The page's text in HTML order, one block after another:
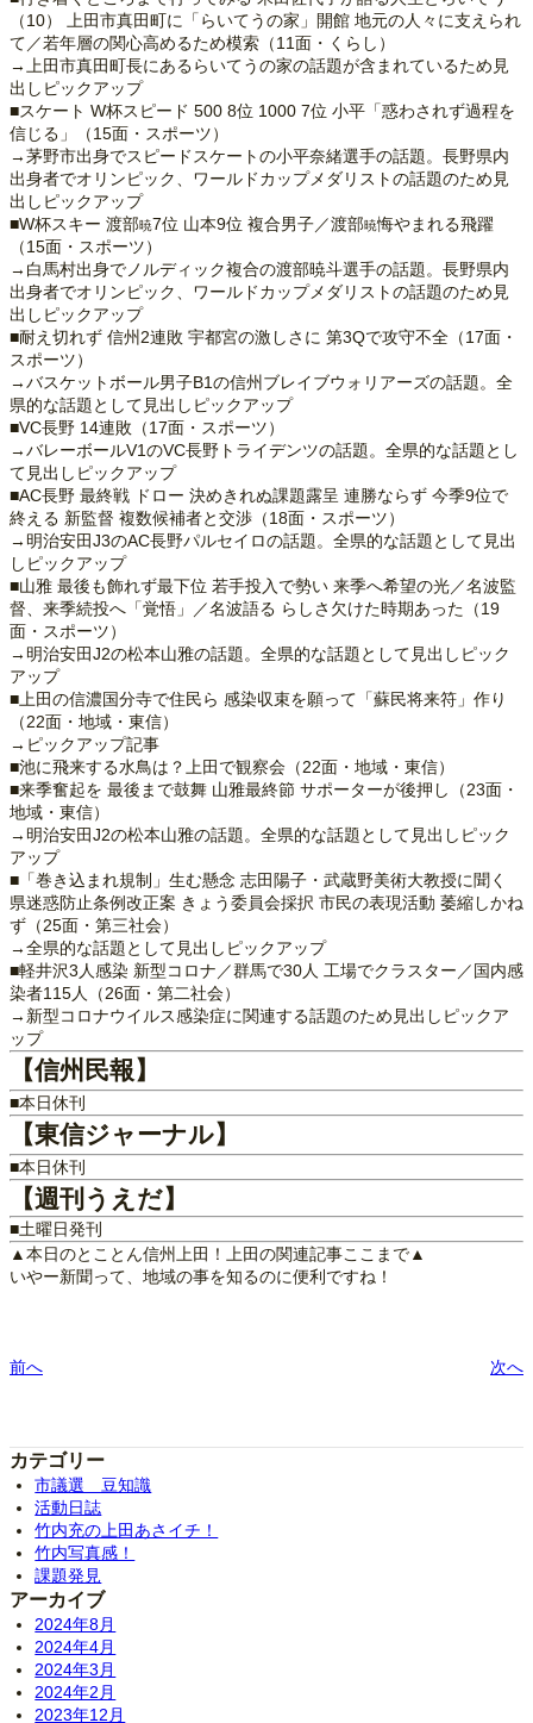
（10） 上田市真田町に「らいてうの家」開館 地元の人々に支えられ
て／若年層の関心高めるため模索（11面・くらし）
→上田市真田町長にあるらいてうの家の話題が含まれているため見
出しピックアップ
■スケート W杯スピード 500 8位 1000 7位 小平「惑わされず過程を
信じる」（15面・スポーツ）
→茅野市出身でスピードスケートの小平奈緒選手の話題。長野県内
出身者でオリンピック、ワールドカップメダリストの話題のため見
出しピックアップ
■W杯スキー 渡部暁7位 山本9位 複合男子／渡部暁悔やまれる飛躍
（15面・スポーツ）
→白馬村出身でノルディック複合の渡部暁斗選手の話題。長野県内
出身者でオリンピック、ワールドカップメダリストの話題のため見
出しピックアップ
■耐え切れず 信州2連敗 宇都宮の激しさに 第3Qで攻守不全（17面・
スポーツ）
→バスケットボール男子B1の信州ブレイブウォリアーズの話題。全
県的な話題として見出しピックアップ
■VC長野 14連敗（17面・スポーツ）
→バレーボールV1のVC長野トライデンツの話題。全県的な話題とし
て見出しピックアップ
■AC長野 最終戦 ドロー 決めきれぬ課題露呈 連勝ならず 今季9位で
終える 新監督 複数候補者と交渉（18面・スポーツ）
→明治安田J3のAC長野パルセイロの話題。全県的な話題として見出
しピックアップ
■山雅 最後も飾れず最下位 若手投入で勢い 来季へ希望の光／名波監
督、来季続投へ「覚悟」／名波語る らしさ欠けた時期あった（19
面・スポーツ）
→明治安田J2の松本山雅の話題。全県的な話題として見出しピック
アップ
■上田の信濃国分寺で住民ら 感染収束を願って「蘇民将来符」作り
（22面・地域・東信）
→ピックアップ記事
■池に飛来する水鳥は？上田で観察会（22面・地域・東信）
■来季奮起を 最後まで鼓舞 山雅最終節 サポーターが後押し（23面・
地域・東信）
→明治安田J2の松本山雅の話題。全県的な話題として見出しピック
アップ
■「巻き込まれ規制」生む懸念 志田陽子・武蔵野美術大教授に聞く
県迷惑防止条例改正案 きょう委員会採択 市民の表現活動 萎縮しかね
ず（25面・第三社会）
→全県的な話題として見出しピックアップ
■軽井沢3人感染 新型コロナ／群馬で30人 工場でクラスター／国内感
染者115人（26面・第二社会）
→新型コロナウイルス感染症に関連する話題のため見出しピックア
ップ
【信州民報】
■本日休刊
【東信ジャーナル】
■本日休刊
【週刊うえだ】
■土曜日発刊
▲本日のとことん信州上田！上田の関連記事ここまで▲
いやー新聞って、地域の事を知るのに便利ですね！
前へ 次へ
カテゴリー
市議選 豆知識
活動日誌
竹内充の上田あさイチ！
竹内写真感！
課題発見
アーカイブ
2024年8月
2024年4月
2024年3月
2024年2月
2023年12月